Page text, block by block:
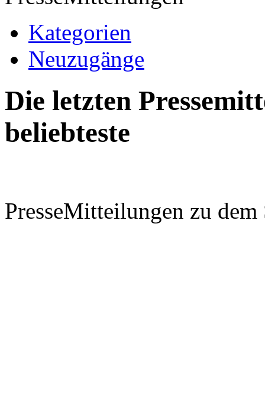
Kategorien
Neuzugänge
Die letzten
beliebteste
PresseMitteilungen zu